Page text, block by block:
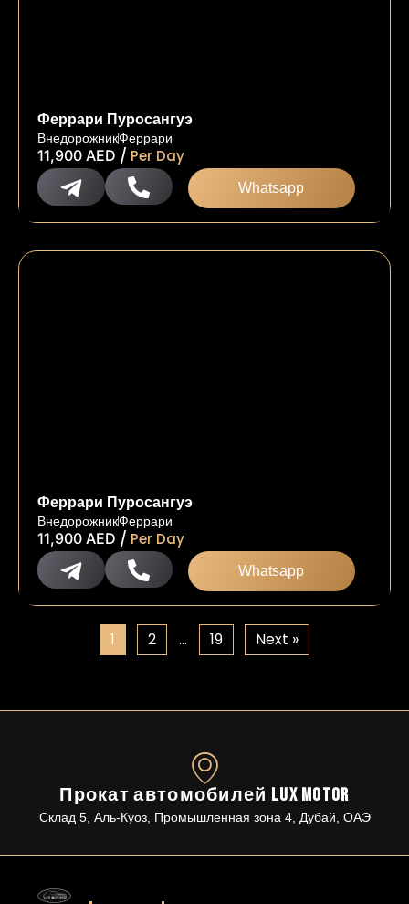
Феррари Пуросангуэ
ВнедорожникФеррари
11,900 AED / Per Day
Whatsapp
Феррари Пуросангуэ
ВнедорожникФеррари
11,900 AED / Per Day
Whatsapp
1 2 … 19 Next »
Прокат автомобилей Lux Motor
Склад 5, Аль-Куоз, Промышленная зона 4, Дубай, ОАЭ